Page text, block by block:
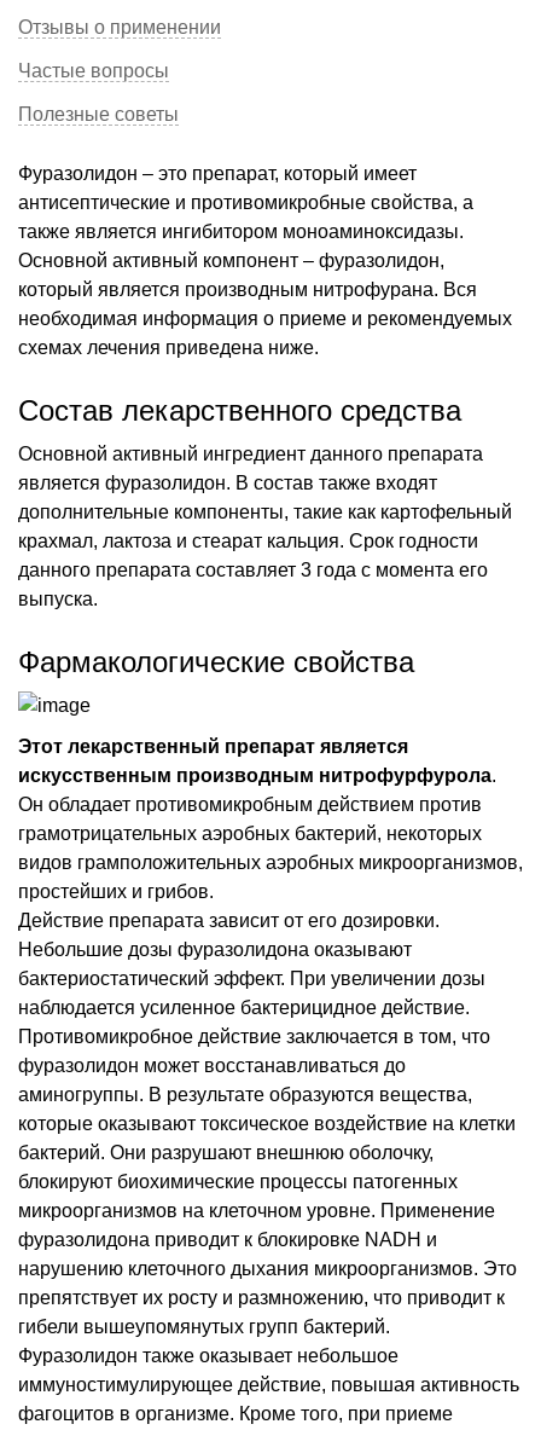
Отзывы о применении
Частые вопросы
Полезные советы
Фуразолидон – это препарат, который имеет
антисептические и противомикробные свойства, а
также является ингибитором моноаминоксидазы.
Основной активный компонент – фуразолидон,
который является производным нитрофурана. Вся
необходимая информация о приеме и рекомендуемых
схемах лечения приведена ниже.
Состав лекарственного средства
Основной активный ингредиент данного препарата
является фуразолидон. В состав также входят
дополнительные компоненты, такие как картофельный
крахмал, лактоза и стеарат кальция. Срок годности
данного препарата составляет 3 года с момента его
выпуска.
Фармакологические свойства
Этот лекарственный препарат является
искусственным производным нитрофурфурола.
Он обладает противомикробным действием против
грамотрицательных аэробных бактерий, некоторых
видов грамположительных аэробных микроорганизмов,
простейших и грибов.
Действие препарата зависит от его дозировки.
Небольшие дозы фуразолидона оказывают
бактериостатический эффект. При увеличении дозы
наблюдается усиленное бактерицидное действие.
Противомикробное действие заключается в том, что
фуразолидон может восстанавливаться до
аминогруппы. В результате образуются вещества,
которые оказывают токсическое воздействие на клетки
бактерий. Они разрушают внешнюю оболочку,
блокируют биохимические процессы патогенных
микроорганизмов на клеточном уровне. Применение
фуразолидона приводит к блокировке NADH и
нарушению клеточного дыхания микроорганизмов. Это
препятствует их росту и размножению, что приводит к
гибели вышеупомянутых групп бактерий.
Фуразолидон также оказывает небольшое
иммуностимулирующее действие, повышая активность
фагоцитов в организме. Кроме того, при приеме